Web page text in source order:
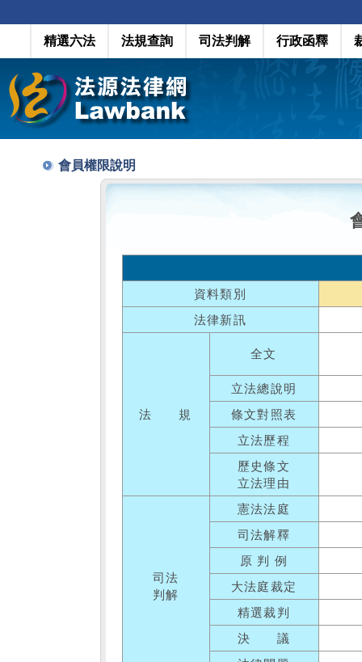
精選六法 法規查詢 司法判解 行政函釋
會員權限說明
資料類別
法律新訊
法 規
全文
立法總說明
條文對照表
立法歷程
歷史條文
立法理由
司法
判解
憲法法庭
司法解釋
原 判 例
大法庭裁定
精選裁判
決 議